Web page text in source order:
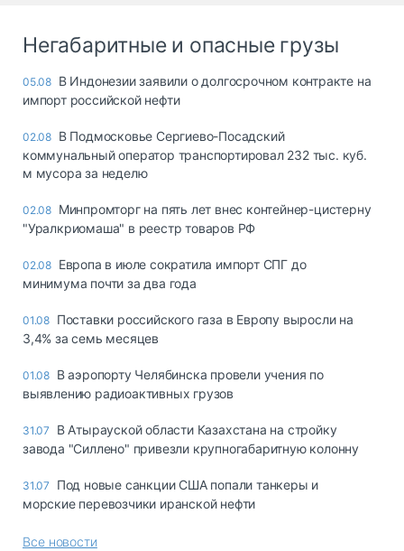
Негабаритные и опасные грузы
05.08 В Индонезии заявили о долгосрочном контракте на
импорт российской нефти
02.08 В Подмосковье Сергиево-Посадский
коммунальный оператор транспортировал 232 тыс. куб.
м мусора за неделю
02.08 Минпромторг на пять лет внес контейнер-цистерну
"Уралкриомаша" в реестр товаров РФ
02.08 Европа в июле сократила импорт СПГ до
минимума почти за два года
01.08 Поставки российского газа в Европу выросли на
3,4% за семь месяцев
01.08 В аэропорту Челябинска провели учения по
выявлению радиоактивных грузов
31.07
В Атырауской области Казахстана на стройку
завода "Силлено" привезли крупногабаритную колонну
31.07
Под новые санкции США попали танкеры и
морские перевозчики иранской нефти
Все новости